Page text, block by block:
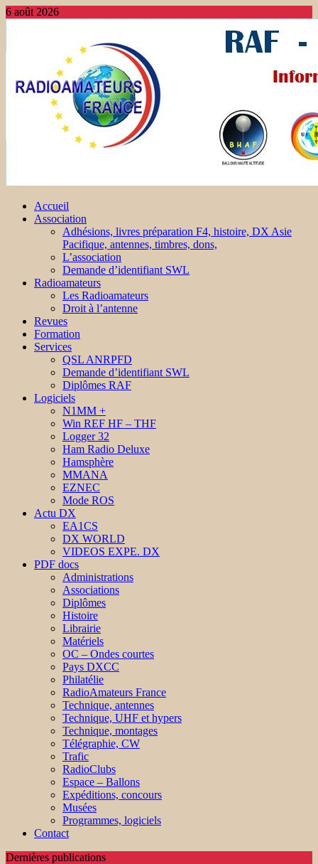
6 août 2026
Accueil
Association
Adhésions, livres préparation F4, histoire, DX Asie
Pacifique, antennes, timbres, dons,
L’association
Demande d’identifiant SWL
Radioamateurs
Les Radioamateurs
Droit à l’antenne
Revues
Formation
Services
QSL ANRPFD
Demande d’identifiant SWL
Diplômes RAF
Logiciels
N1MM +
Win REF HF – THF
Logger 32
Ham Radio Deluxe
Hamsphère
MMANA
EZNEC
Mode ROS
Actu DX
EA1CS
DX WORLD
VIDEOS EXPE. DX
PDF docs
Administrations
Associations
Diplômes
Histoire
Librairie
Matériels
OC – Ondes courtes
Pays DXCC
Philatélie
RadioAmateurs France
Technique, antennes
Technique, UHF et hypers
Technique, montages
Télégraphie, CW
Trafic
RadioClubs
Espace – Ballons
Expéditions, concours
Musées
Programmes, logiciels
Contact
Dernières publications